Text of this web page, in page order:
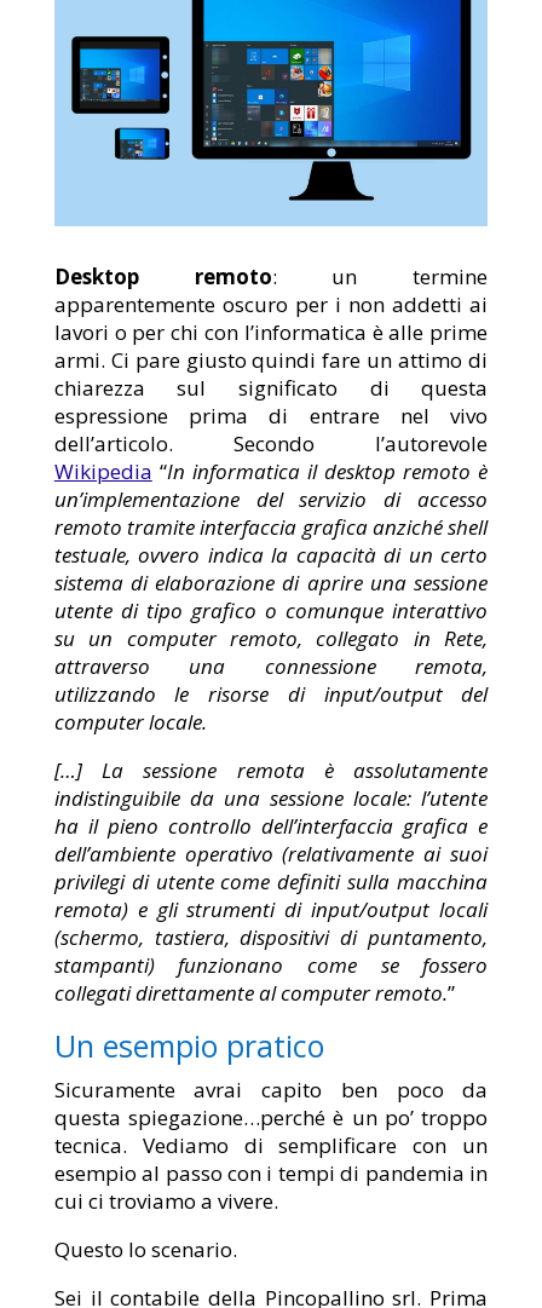
Desktop remoto: un termine
apparentemente oscuro per i non addetti ai
lavori o per chi con l’informatica è alle prime
armi. Ci pare giusto quindi fare un attimo di
chiarezza sul significato di questa
espressione prima di entrare nel vivo
dell’articolo. Secondo l’autorevole
Wikipedia “In informatica il desktop remoto è
un’implementazione del servizio di accesso
remoto tramite interfaccia grafica anziché shell
testuale, ovvero indica la capacità di un certo
sistema di elaborazione di aprire una sessione
utente di tipo grafico o comunque interattivo
su un computer remoto, collegato in Rete,
attraverso una connessione remota,
utilizzando le risorse di input/output del
computer locale.
[…] La sessione remota è assolutamente
indistinguibile da una sessione locale: l’utente
ha il pieno controllo dell’interfaccia grafica e
dell’ambiente operativo (relativamente ai suoi
privilegi di utente come definiti sulla macchina
remota) e gli strumenti di input/output locali
(schermo, tastiera, dispositivi di puntamento,
stampanti) funzionano come se fossero
collegati direttamente al computer remoto.”
Un esempio pratico
Sicuramente avrai capito ben poco da
questa spiegazione…perché è un po’ troppo
tecnica. Vediamo di semplificare con un
esempio al passo con i tempi di pandemia in
cui ci troviamo a vivere.
Questo lo scenario.
Sei il contabile della Pincopallino srl. Prima